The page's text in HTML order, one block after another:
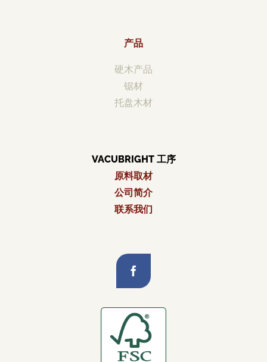
产品
硬木产品
锯材
托盘木材
VACUBRIGHT 工序
原料取材
公司简介
联系我们